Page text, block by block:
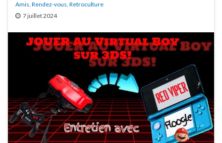
Amis, Rendez-vous, Retroculture
7 juillet 2024